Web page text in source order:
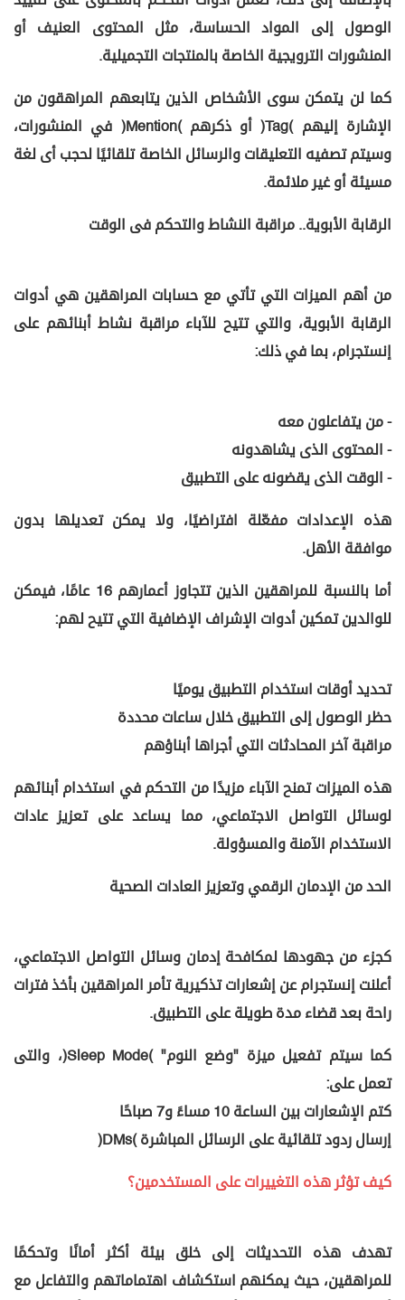
الوصول إلى المواد الحساسة، مثل المحتوى العنيف أو
المنشورات الترويجية الخاصة بالمنتجات التجميلية.
كما لن يتمكن سوى الأشخاص الذين يتابعهم المراهقون من
الإشارة إليهم (Tag) أو ذكرهم (Mention) في المنشورات،
وسيتم تصفيه التعليقات والرسائل الخاصة تلقائيًا لحجب أى لغة
مسيئة أو غير ملائمة.
الرقابة الأبوية.. مراقبة النشاط والتحكم فى الوقت
من أهم الميزات التي تأتي مع حسابات المراهقين هي أدوات
الرقابة الأبوية، والتي تتيح للآباء مراقبة نشاط أبنائهم على
إنستجرام، بما في ذلك:
- من يتفاعلون معه
- المحتوى الذى يشاهدونه
- الوقت الذى يقضونه على التطبيق
هذه الإعدادات مفعّلة افتراضيًا، ولا يمكن تعديلها بدون
موافقة الأهل.
أما بالنسبة للمراهقين الذين تتجاوز أعمارهم 16 عامًا، فيمكن
للوالدين تمكين أدوات الإشراف الإضافية التي تتيح لهم:
تحديد أوقات استخدام التطبيق يوميًا
حظر الوصول إلى التطبيق خلال ساعات محددة
مراقبة آخر المحادثات التي أجراها أبناؤهم
هذه الميزات تمنح الآباء مزيدًا من التحكم في استخدام أبنائهم
لوسائل التواصل الاجتماعي، مما يساعد على تعزيز عادات
الاستخدام الآمنة والمسؤولة.
الحد من الإدمان الرقمي وتعزيز العادات الصحية
كجزء من جهودها لمكافحة إدمان وسائل التواصل الاجتماعي،
أعلنت إنستجرام عن إشعارات تذكيرية تأمر المراهقين بأخذ فترات
راحة بعد قضاء مدة طويلة على التطبيق.
كما سيتم تفعيل ميزة "وضع النوم" (Sleep Mode)، والتى
تعمل على:
كتم الإشعارات بين الساعة 10 مساءً و7 صباحًا
إرسال ردود تلقائية على الرسائل المباشرة (DMs)
كيف تؤثر هذه التغييرات على المستخدمين؟
تهدف هذه التحديثات إلى خلق بيئة أكثر أمانًا وتحكمًا
للمراهقين، حيث يمكنهم استكشاف اهتماماتهم والتفاعل مع